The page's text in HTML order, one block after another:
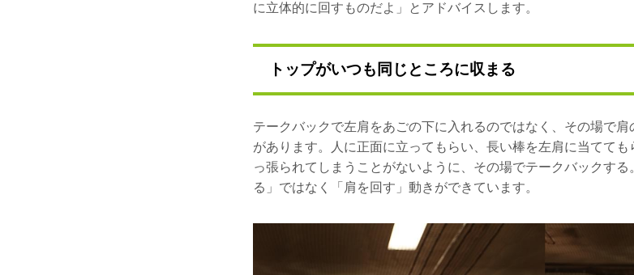
に立体的に回すものだよ」とアドバイスします。
トップがいつも同じところに収まる
テークバックで左肩をあごの下に入れるのではなく、その場で
があります。人に正面に立ってもらい、長い棒を左肩に当てても
っ張られてしまうことがないように、その場でテークバックす
る」ではなく「肩を回す」動きができています。